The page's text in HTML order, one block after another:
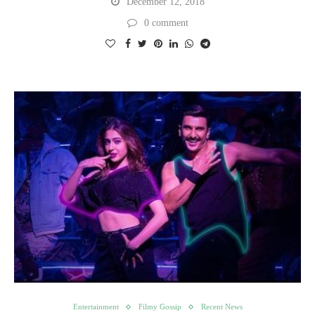
0 comment
Entertainment Filmy Gossip Recent News